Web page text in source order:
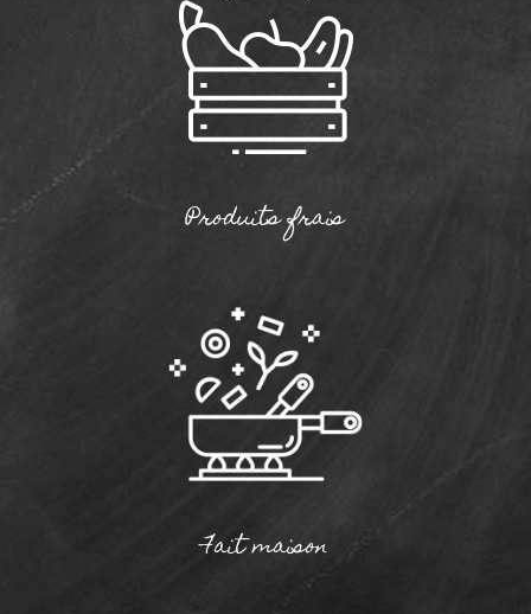
Produits frais
Fait maison